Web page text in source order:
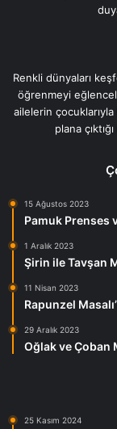
Renkli dünyaları
öğrenmeyi
ailelerin
plana
15 Ağustos 2023
Pamuk Prenses
1 Aralık 2023
Şirin ile Tavşan
11 Nisan 2023
Rapunzel
29 Aralık 2023
Oğlak ve Çoban
25 Kasım 2024